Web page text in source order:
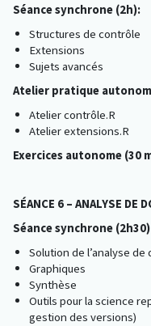
Séance synchrone (2h):
Structures de contrôle
Extensions
Sujets avancés
Atelier pratique
Atelier contrôle.R
Atelier extensions.R
Exercices autonome (30
SÉANCE 6 – ANALYSE DE
Séance synchrone
Solution de l’analyse de
Graphiques
Synthèse
Outils pour la science
gestion des versions)